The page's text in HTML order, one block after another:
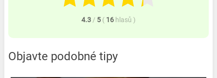
4.3 / 5 ( 16 hlasů )
Objavte podobné tipy